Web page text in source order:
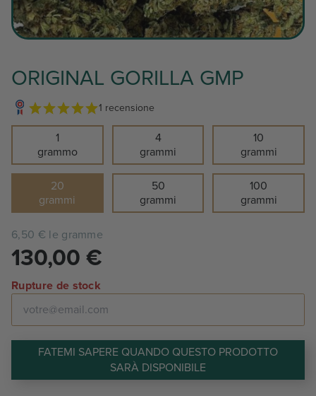
ORIGINAL GORILLA GMP
1 recensione
1
grammo
4
grammi
10
grammi
20
grammi
50
grammi
100
grammi
6,50 € le gramme
130,00 €
Rupture de stock
FATEMI SAPERE QUANDO QUESTO PRODOTTO
SARÀ DISPONIBILE